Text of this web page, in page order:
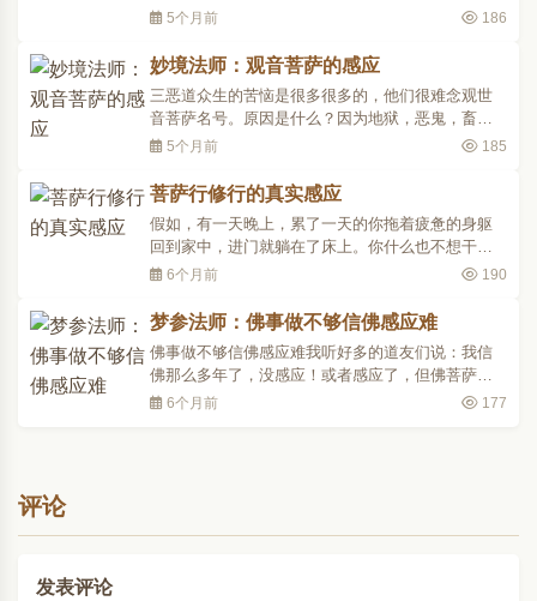
此菩萨位于娑婆世界之北方，故称北辰菩萨，能救
星之异同，诸说不一，或以北斗七星即北辰者，或
以北斗中之文曲星为北辰，或以水曜为北辰，或以
天帝星为北辰。若..
5个月前 186
妙境法师：观音菩萨的感应
三恶道众生的苦恼是很多很多的，他们很难念观世
音菩萨名号。原因是什么？因为地狱，恶鬼，畜生
世界的众生，他们的身体有很大的问题与苦恼，他
菩萨的名号，念不来！我们可以想一想：若有严重
病痛的时候，我们还能不能念观世音菩萨名号？以
人的境界来说，如..
5个月前 185
菩萨行修行的真实感应
假如，有一天晚上，累了一天的你拖着疲惫的身躯
回到家中，进门就躺在了床上。你什么也不想干，
只想美美地睡上一觉。却不知家里的煤气正在泄
就开始模糊、但你仍然隐约闻到了煤气的味道，意
识到是煤气泄漏，得赶紧离开房间。而此时的你很
累，很虚弱，很不想..
6个月前 190
梦参法师：佛事做不够信佛感应难
佛事做不够信佛感应难我听好多的道友们说：我信
佛那么多年了，没感应！或者感应了，但佛菩萨加
被不够！我说：那就说明了你这个人佛事做得不
6个月前 177
评论
发表评论